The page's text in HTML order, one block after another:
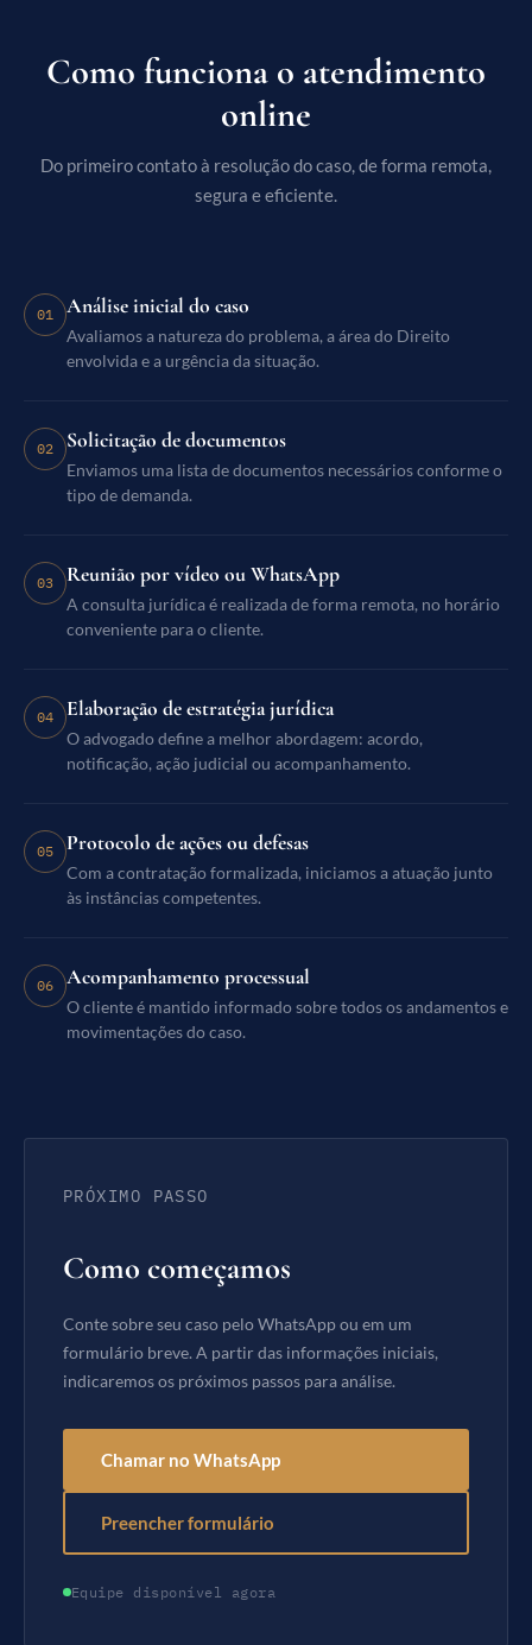
Como funciona o atendimento
online
Do primeiro contato à resolução do caso, de forma remota,
segura e eficiente.
01 Análise inicial do caso
Avaliamos a natureza do problema, a área do Direito
envolvida e a urgência da situação.
02 Solicitação de documentos
Enviamos uma lista de documentos necessários conforme o
tipo de demanda.
03 Reunião por vídeo ou WhatsApp
A consulta jurídica é realizada de forma remota, no horário
conveniente para o cliente.
04 Elaboração de estratégia jurídica
O advogado define a melhor abordagem: acordo,
notificação, ação judicial ou acompanhamento.
05 Protocolo de ações ou defesas
Com a contratação formalizada, iniciamos a atuação junto
às instâncias competentes.
06 Acompanhamento processual
O cliente é mantido informado sobre todos os andamentos e
movimentações do caso.
PRÓXIMO PASSO
Como começamos
Conte sobre seu caso pelo WhatsApp ou em um
formulário breve. A partir das informações iniciais,
indicaremos os próximos passos para análise.
Chamar no WhatsApp
Preencher formulário
Equipe disponível agora